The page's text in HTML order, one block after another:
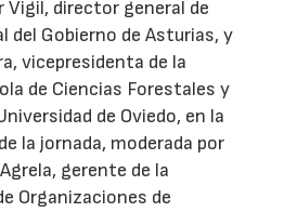
Vigil, director general de
del Gobierno de Asturias, y
vicepresidenta de la
de Ciencias Forestales y
de Oviedo, en la
la jornada, moderada por
gerente de la
Organizaciones de